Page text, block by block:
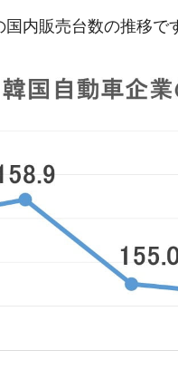
馬GI競走で勝利騎手がもら
、鳴かず飛ばずに終わりそ
多の清原に次いで多く打っ
取引馬が稼いだ金額とは？
内販売台数の推移で